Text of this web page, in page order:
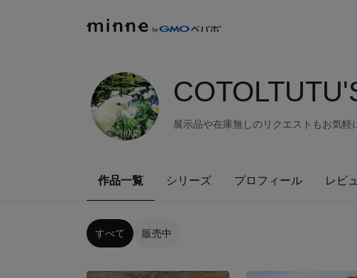
展示品や在庫無しのリクエストもお気軽
作品一覧 シリーズ プロフィール レビ
すべて 販売中